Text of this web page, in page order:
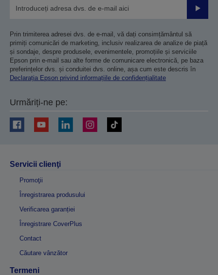
Prin trimiterea adresei dvs. de e-mail, vă dați consimțământul să
primiți comunicări de marketing, inclusiv realizarea de analize de piață
și sondaje, despre produsele, evenimentele, promoțiile și serviciile
Epson prin e-mail sau alte forme de comunicare electronică, pe baza
preferințelor dvs. și conduitei dvs. online, așa cum este descris în
Declarația Epson privind informațiile de confidențialitate
Urmăriți-ne pe:
Servicii clienţi
Promoţii
Înregistrarea produsului
Verificarea garanției
Înregistrare CoverPlus
Contact
Căutare vânzător
Termeni